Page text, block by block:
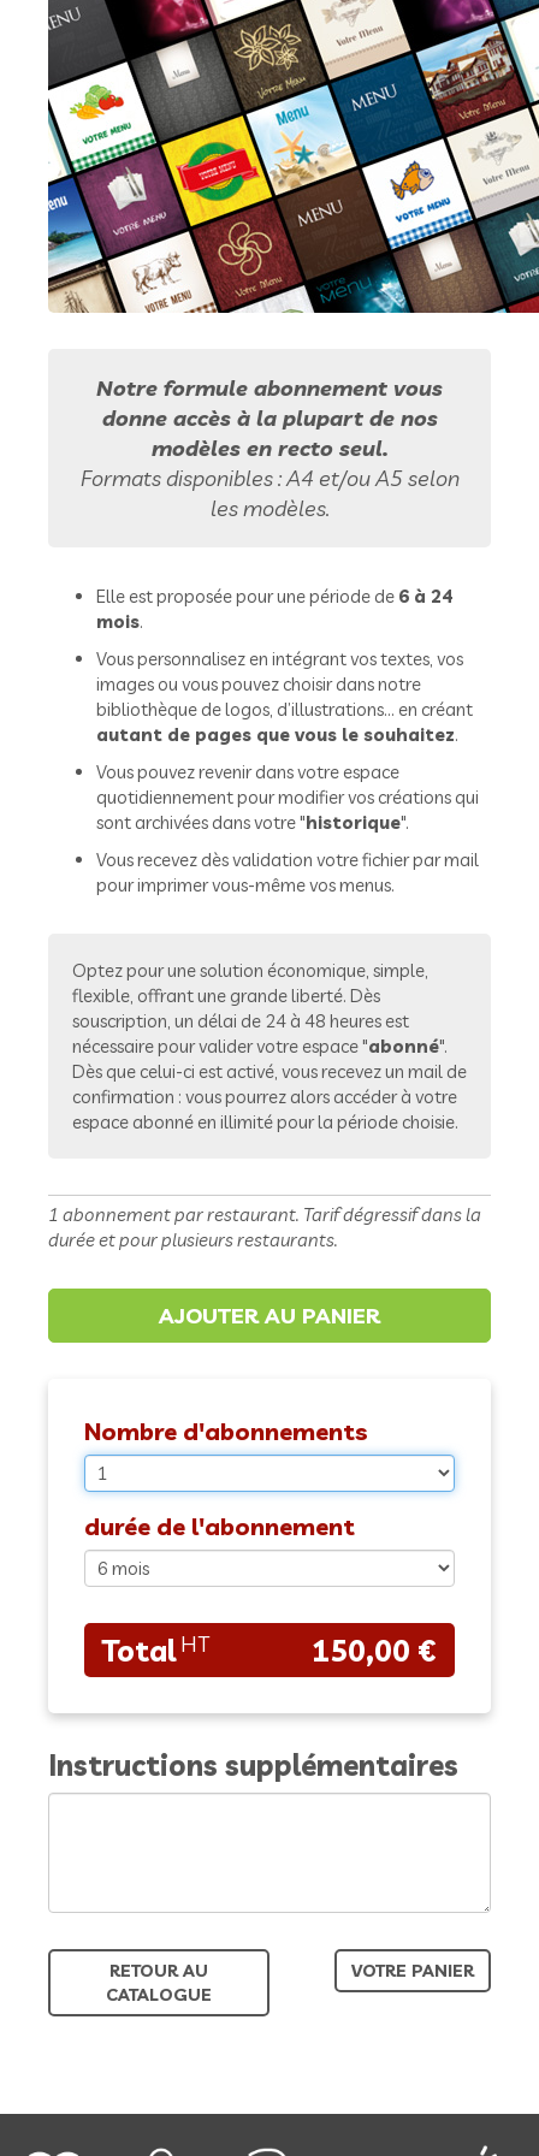
Notre formule abonnement vous
donne accès à la plupart de nos
modèles en recto seul.
Formats disponibles : A4 et/ou A5 selon
les modèles.
Elle est proposée pour une période de 6 à 24
mois.
Vous personnalisez en intégrant vos textes, vos
images ou vous pouvez choisir dans notre
bibliothèque de logos, d’illustrations... en créant
autant de pages que vous le souhaitez.
Vous pouvez revenir dans votre espace
quotidiennement pour modifier vos créations qui
sont archivées dans votre "historique".
Vous recevez dès validation votre fichier par mail
pour imprimer vous-même vos menus.
Optez pour une solution économique, simple,
flexible, offrant une grande liberté. Dès
souscription, un délai de 24 à 48 heures est
nécessaire pour valider votre espace "abonné".
Dès que celui-ci est activé, vous recevez un mail de
confirmation : vous pourrez alors accéder à votre
espace abonné en illimité pour la période choisie.
1 abonnement par restaurant. Tarif dégressif dans la
durée et pour plusieurs restaurants.
Nombre d'abonnements
durée de l'abonnement
150,00 €
Instructions supplémentaires
RETOUR AU
CATALOGUE
VOTRE PANIER